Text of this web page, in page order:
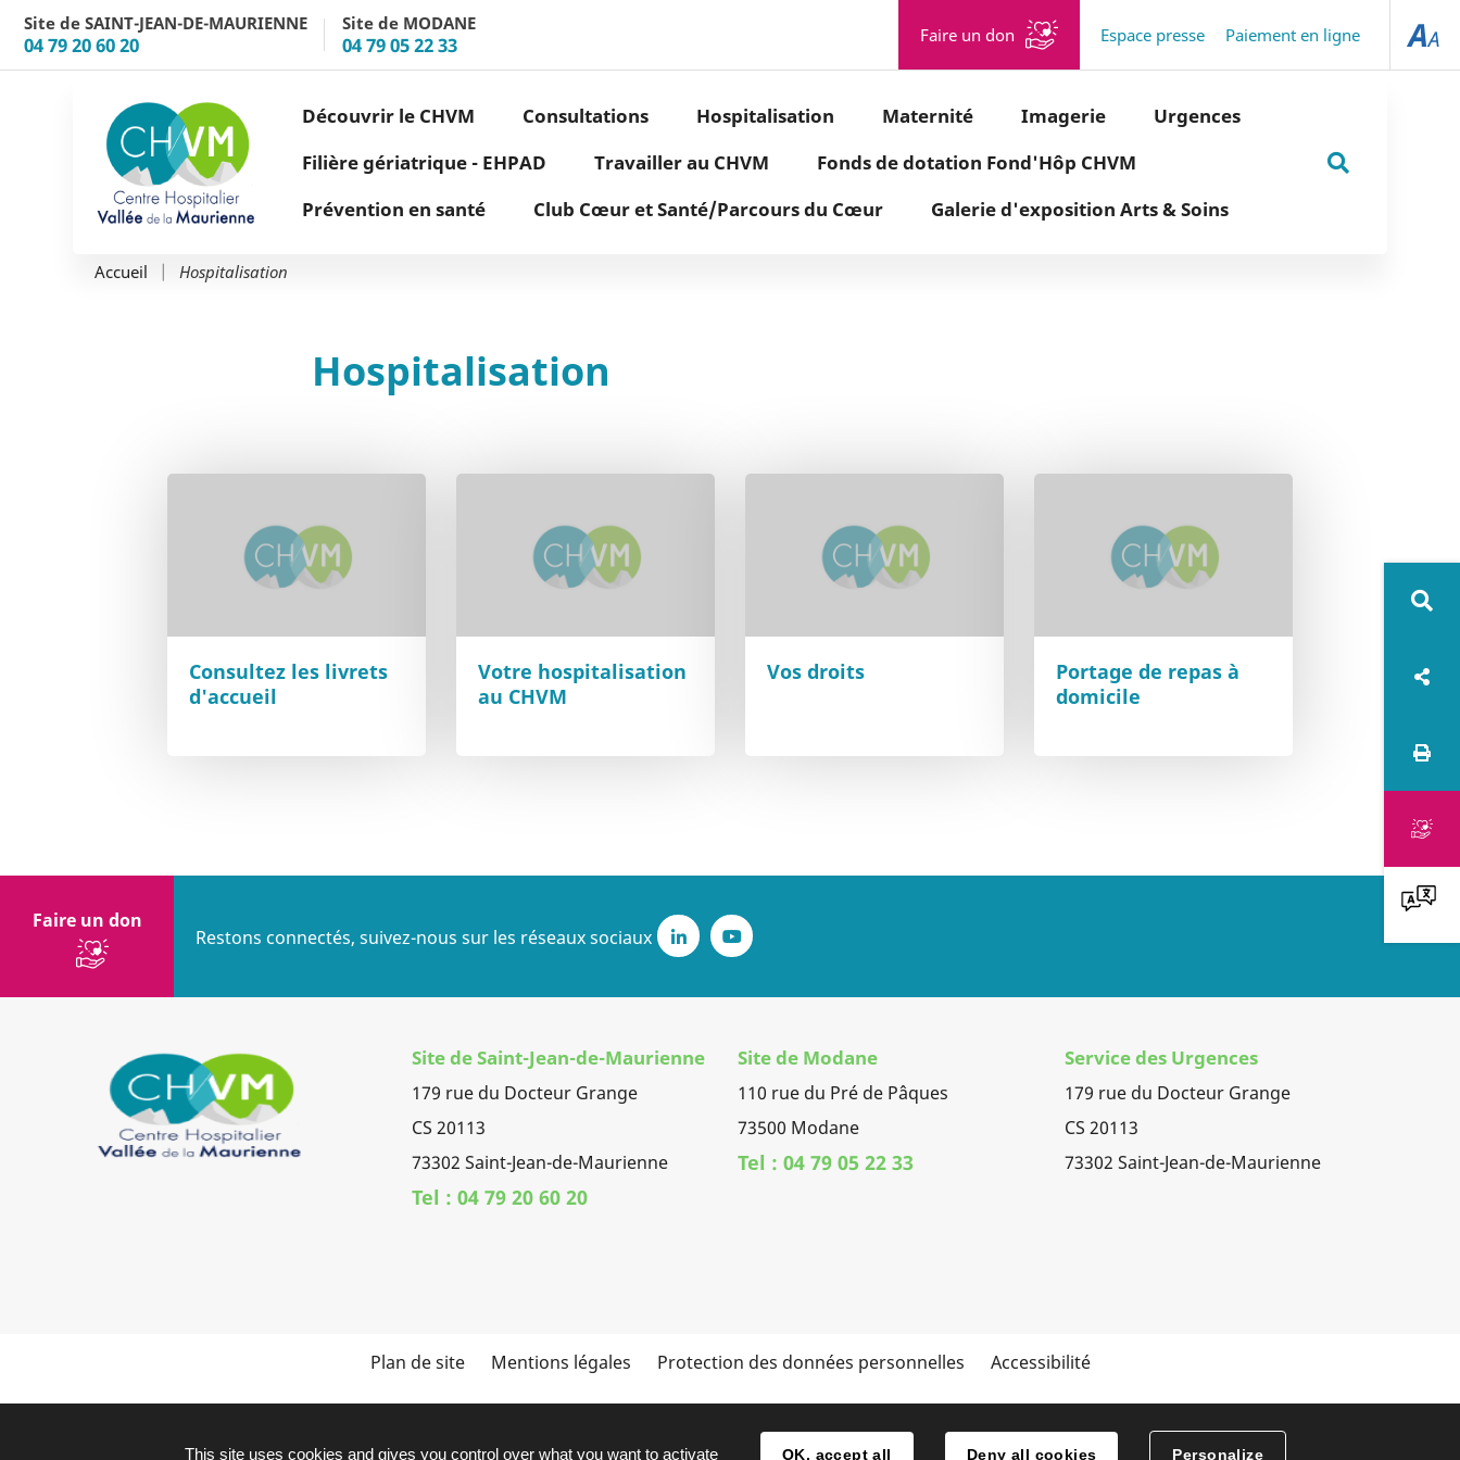
Site de SAINT-JEAN-DE-MAURIENNE
04 79 20 60 20
Site de MODANE
04 79 05 22 33 Faire un don Espace presse Paiement en ligne
Découvrir le CHVM Consultations Hospitalisation Maternité Imagerie
Urgences
Filière gériatrique - EHPAD
Travailler au CHVM
Fonds de dotation Fond'Hôp CHVM
Prévention en santé
Club Cœur et Santé/Parcours du Cœur Galerie d'exposition Arts & Soins
Accueil Hospitalisation
sur
site
Faire
un
don
Hospitalisation
Consultez les livrets
d'accueil
Votre hospitalisation
au CHVM
Vos droits
Portage de repas à
domicile
Faire un don
Restons connectés, suivez-nous sur les réseaux sociaux
LinkedInYoutube
Site de Saint-Jean-de-Maurienne
179 rue du Docteur Grange
CS 20113
73302 Saint-Jean-de-Maurienne
Tel : 04 79 20 60 20
Site de Modane
110 rue du Pré de Pâques
73500 Modane
Tel : 04 79 05 22 33
Service des Urgences
179 rue du Docteur Grange
CS 20113
73302 Saint-Jean-de-Maurienne
Plan de site Mentions légales Protection des données personnelles Accessibilité
This site uses cookies and gives you control over what you want to activate OK, accept all Deny all cookies Personalize